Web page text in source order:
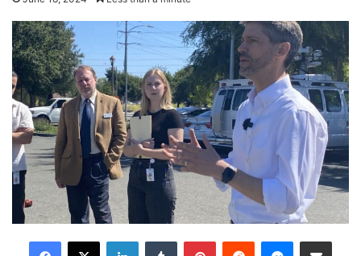
LinkedInTumblr PinterestReddit Messenger
Share via Email